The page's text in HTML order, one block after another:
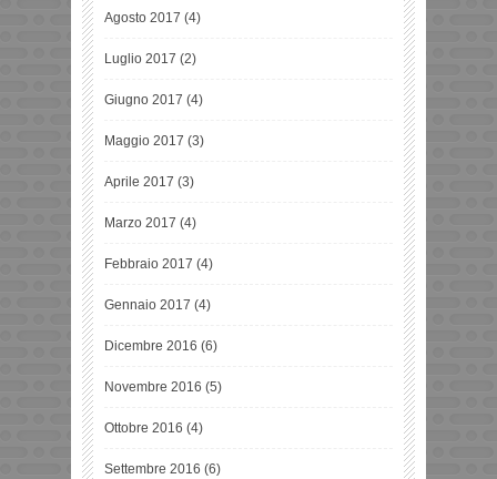
Agosto 2017 (4)
Luglio 2017 (2)
Giugno 2017 (4)
Maggio 2017 (3)
Aprile 2017 (3)
Marzo 2017 (4)
Febbraio 2017 (4)
Gennaio 2017 (4)
Dicembre 2016 (6)
Novembre 2016 (5)
Ottobre 2016 (4)
Settembre 2016 (6)